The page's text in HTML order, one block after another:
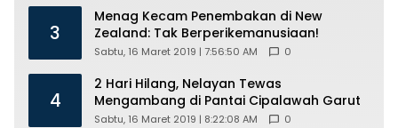
3
Menag Kecam Penembakan di New
Zealand: Tak Berperikemanusiaan!
Sabtu, 16 Maret 2019 | 7:56:50 AM 0
4
2 Hari Hilang, Nelayan Tewas
Mengambang di Pantai Cipalawah Garut
Sabtu, 16 Maret 2019 | 8:22:08 AM 0